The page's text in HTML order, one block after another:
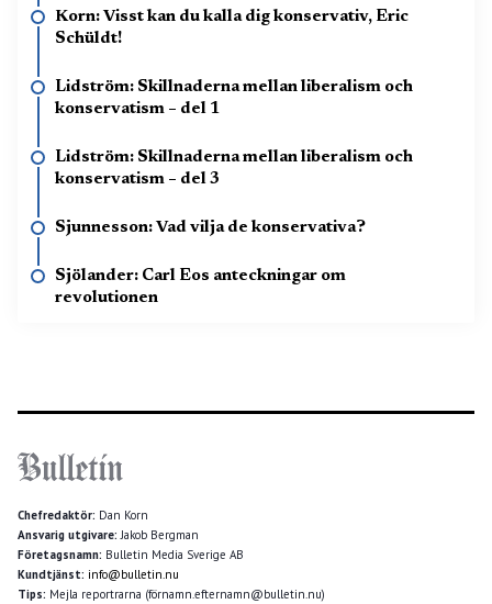
Korn: Visst kan du kalla dig konservativ, Eric
Schüldt!
Lidström: Skillnaderna mellan liberalism och
konservatism – del 1
Lidström: Skillnaderna mellan liberalism och
konservatism – del 3
Sjunnesson: Vad vilja de konservativa?
Sjölander: Carl Eos anteckningar om
revolutionen
Chefredaktör: Dan Korn
Ansvarig utgivare: Jakob Bergman
Företagsnamn: Bulletin Media Sverige AB
Kundtjänst: info@bulletin.nu
Tips: Mejla reportrarna (förnamn.efternamn@bulletin.nu)